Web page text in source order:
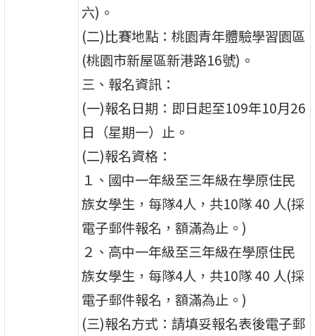
六)。
(二)比賽地點：桃園青年體驗學習園區
(桃園市新屋區新港路16號)。
三、報名資訊：
(一)報名日期：即日起至109年10月26
日（星期一）止。
(二)報名資格：
１、國中一年級至三年級在學原住民
族女學生，每隊4人，共10隊 40 人(採
電子郵件報名，額滿為止。)
２、高中一年級至三年級在學原住民
族女學生，每隊4人，共10隊 40 人(採
電子郵件報名，額滿為止。)
(三)報名方式：請填妥報名表後電子郵